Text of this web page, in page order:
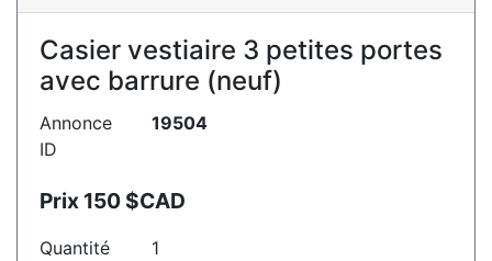
Casier vestiaire 3 petites portes
avec barrure (neuf)
Annonce
ID
19504
Prix 150 $CAD
Quantité 1